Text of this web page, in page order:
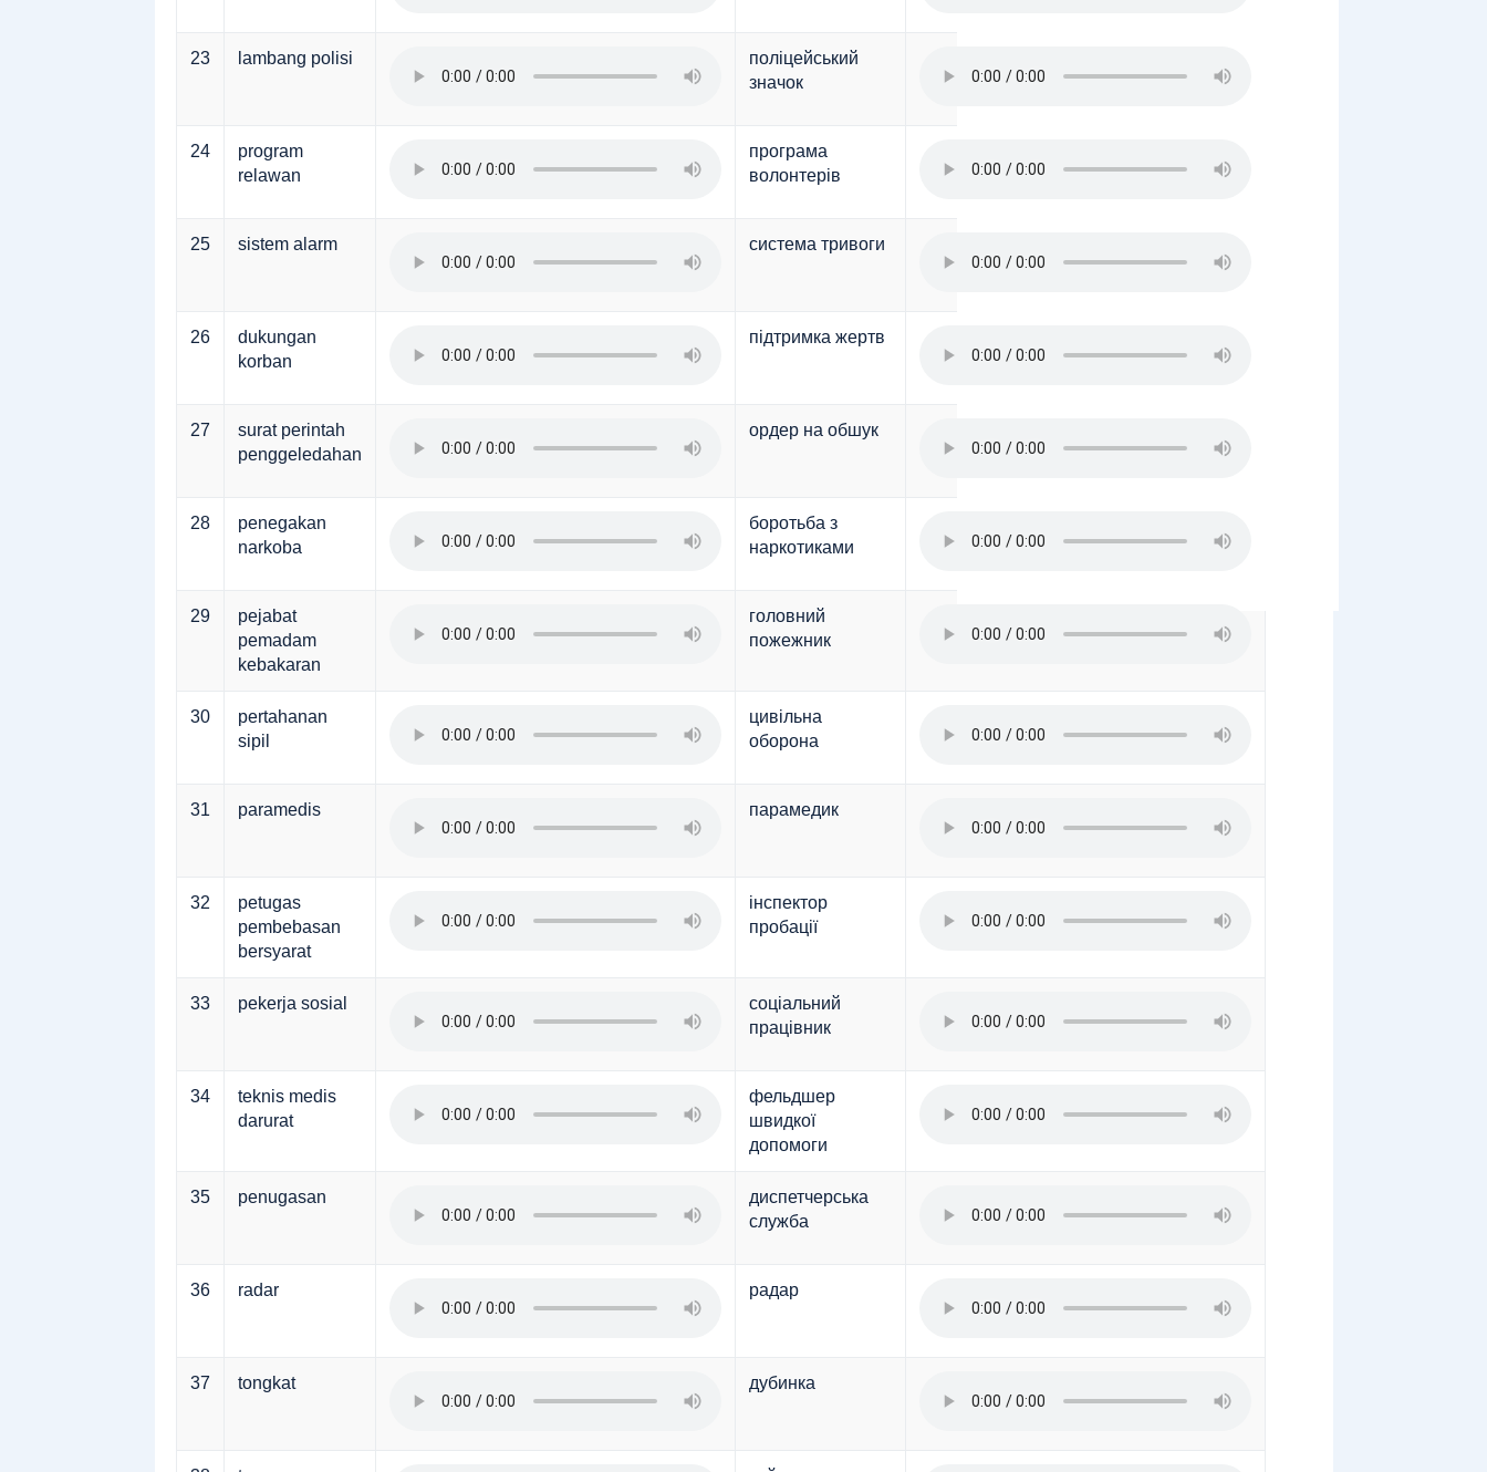
23 lambang polisi
поліцейський
значок
24
program
relawan
програма
волонтерів
25 sistem alarm система тривоги
26
dukungan
korban
підтримка жертв
27
surat perintah
penggeledahan
ордер на обшук
28
penegakan
narkoba
боротьба з
наркотиками
29
pejabat
pemadam
kebakaran
головний
пожежник
30
pertahanan
sipil
цивільна
оборона
31 paramedis парамедик
32
petugas
pembebasan
bersyarat
інспектор
пробації
33 pekerja sosial
соціальний
працівник
34
teknis medis
darurat
фельдшер
швидкої
допомоги
35 penugasan
диспетчерська
служба
36 radar радар
37 tongkat дубинка